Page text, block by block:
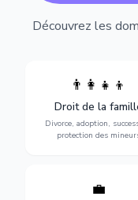
Découvrez les
👨‍👩‍👧‍👦
Droit de la
Divorce, adoption,
protection des
Divorce, garde
adoption, succession
protection des
vulnérables.
💼
Protection de vos